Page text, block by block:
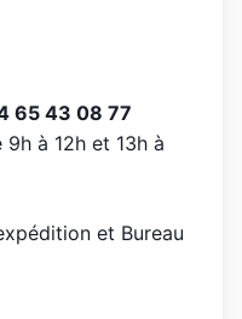
65 43 08 77
à 12h et 13h à
et Bureau